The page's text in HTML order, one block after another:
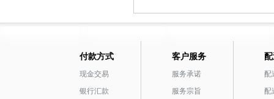
付款方式
现金交易
银行汇款
客户服务
服务承诺
服务宗旨
配
配